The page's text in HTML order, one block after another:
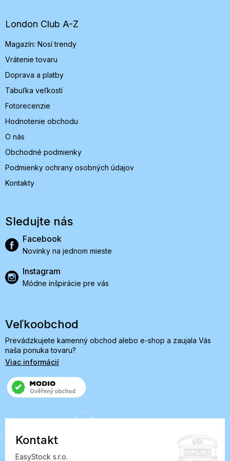
e
London Club A-Z
Magazín: Nosí trendy
Vrátenie tovaru
Doprava a platby
Tabuľka veľkostí
Fotorecenzie
Hodnotenie obchodu
O nás
Obchodné podmienky
Podmienky ochrany osobných údajov
Kontakty
Sledujte nás
Facebook
Novinky na jednom mieste
Instagram
Módne inšpirácie pre vás
Veľkoobchod
Prevádzkujete kamenný obchod alebo e-shop a zaujala Vás
naša ponuka tovaru?
Viac informácií
Kontakt
EasyStock s.r.o.